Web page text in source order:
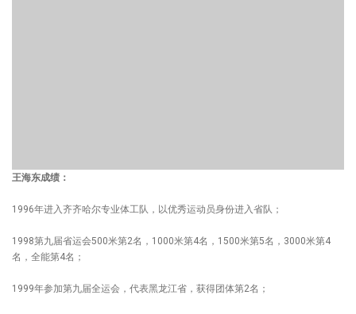
王海东成绩：
1996年进入齐齐哈尔专业体工队，以优秀运动员身份进入省队；
1998第九届省运会500米第2名，1000米第4名，1500米第5名，3000米第4
名，全能第4名；
1999年参加第九届全运会，代表黑龙江省，获得团体第2名；